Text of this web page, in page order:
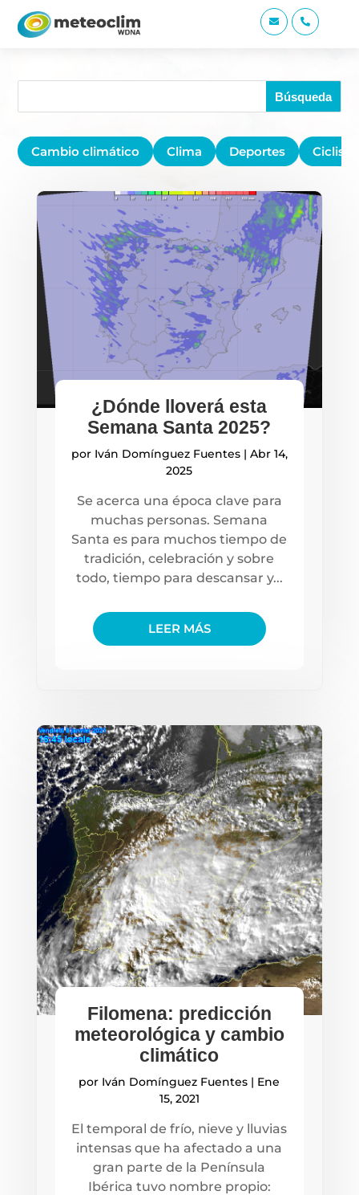
 
Cambio climático Clima Deportes
¿Dónde lloverá esta
Semana Santa 2025?
por Iván Domínguez Fuentes| Abr 14,
2025
Se acerca una época clave para
muchas personas. Semana
Santa es para muchos tiempo de
tradición, celebración y sobre
todo, tiempo para descansar y...
LEER MÁS
Filomena: predicción
meteorológica y cambio
climático
por Iván Domínguez Fuentes | Ene
15, 2021
El temporal de frío, nieve y lluvias
intensas que ha afectado a una
gran parte de la Península
Ibérica tuvo nombre propio: